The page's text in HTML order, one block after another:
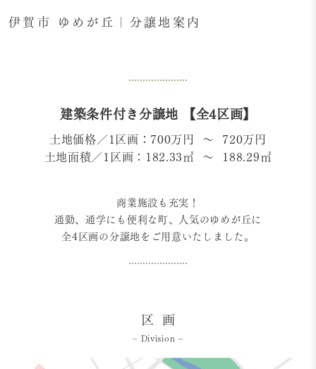
伊賀市 ゆめが丘｜分譲地案内
建築条件付き分譲地 【全4区画】
土地価格／1区画：700万円 〜 720万円
土地面積／1区画：182.33㎡ 〜 188.29㎡
商業施設も充実！
通勤、通学にも便利な町、人気のゆめが丘に
全4区画の分譲地をご用意いたしました。
区 画
– Division –